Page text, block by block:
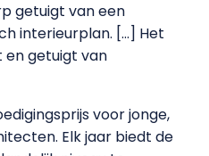
getuigt van een
interieurplan. […] Het
getuigt van
voor jonge,
Elk jaar biedt de